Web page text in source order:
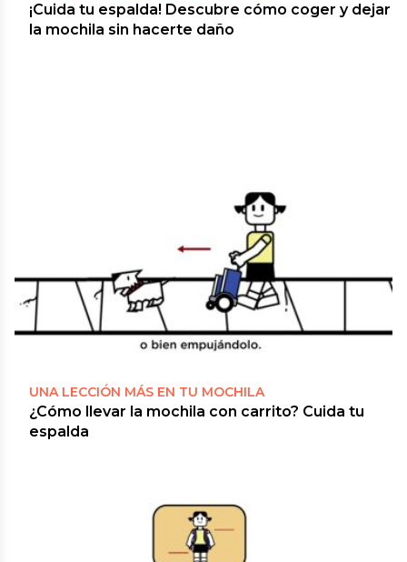
¡Cuida tu espalda! Descubre cómo coger y dejar
la mochila sin hacerte daño
UNA LECCIÓN MÁS EN TU MOCHILA
¿Cómo llevar la mochila con carrito? Cuida tu
espalda